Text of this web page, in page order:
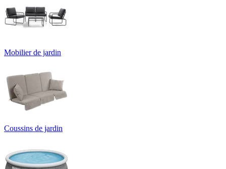
Mobilier de jardin
Coussins de jardin